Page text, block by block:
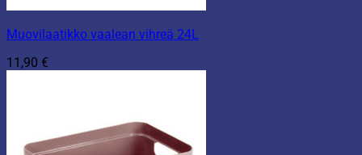
Muovilaatikko vaalean vihreä 24L
11,90 €